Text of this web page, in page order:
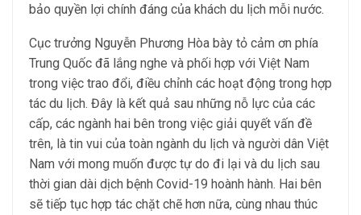
bảo quyền lợi chính đáng của khách du lịch mỗi nước.
Cục trưởng Nguyễn Phương Hòa bày tỏ cảm ơn phía
Trung Quốc đã lắng nghe và phối hợp với Việt Nam
trong việc trao đổi, điều chỉnh các hoạt động trong hợp
tác du lịch. Đây là kết quả sau những nỗ lực của các
cấp, các ngành hai bên trong việc giải quyết vấn đề
trên, là tin vui của toàn ngành du lịch và người dân Việt
Nam với mong muốn được tự do đi lại và du lịch sau
thời gian dài dịch bệnh Covid-19 hoành hành. Hai bên
sẽ tiếp tục hợp tác chặt chẽ hơn nữa, cùng nhau thúc